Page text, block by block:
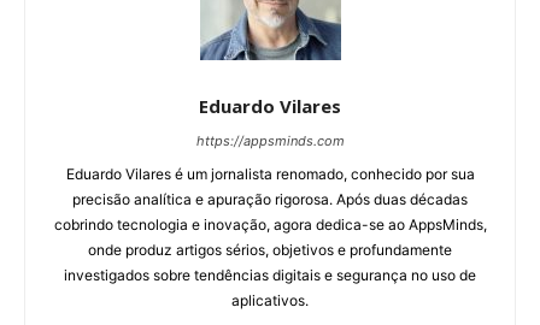
Eduardo Vilares
https://appsminds.com
Eduardo Vilares é um jornalista renomado, conhecido por sua
precisão analítica e apuração rigorosa. Após duas décadas
cobrindo tecnologia e inovação, agora dedica-se ao AppsMinds,
onde produz artigos sérios, objetivos e profundamente
investigados sobre tendências digitais e segurança no uso de
aplicativos.